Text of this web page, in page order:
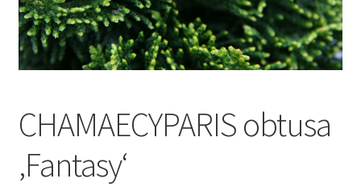
CHAMAECYPARIS obtusa
‚Fantasy‘